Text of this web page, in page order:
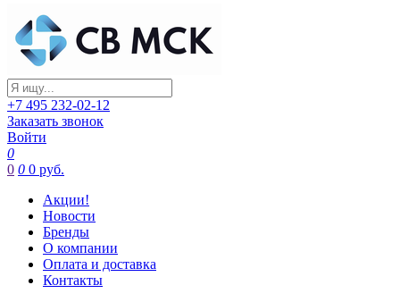
+7 495 232-02-12
Заказать звонок
Войти
0
0 0 0 руб.
Акции!
Новости
Бренды
О компании
Оплата и доставка
Контакты